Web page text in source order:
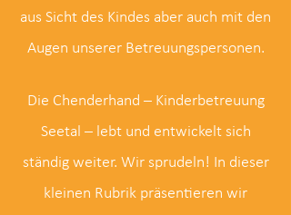
aus Sicht des Kindes aber auch mit den
Augen unserer Betreuungspersonen.
Die Chenderhand – Kinderbetreuung
Seetal – lebt und entwickelt sich
ständig weiter. Wir sprudeln! In dieser
kleinen Rubrik präsentieren wir